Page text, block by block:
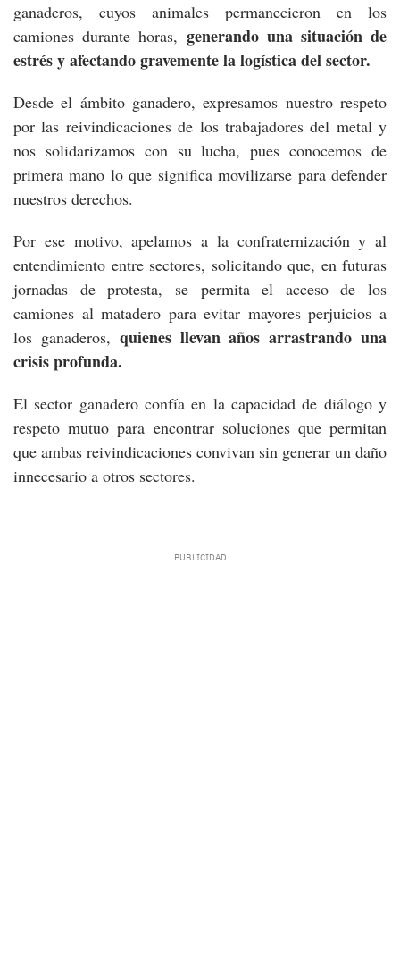
ganaderos, cuyos animales permanecieron en los
camiones durante horas, generando una situación de
estrés y afectando gravemente la logística del sector.
Desde el ámbito ganadero, expresamos nuestro respeto
por las reivindicaciones de los trabajadores del metal y
nos solidarizamos con su lucha, pues conocemos de
primera mano lo que significa movilizarse para defender
nuestros derechos.
Por ese motivo, apelamos a la confraternización y al
entendimiento entre sectores, solicitando que, en futuras
jornadas de protesta, se permita el acceso de los
camiones al matadero para evitar mayores perjuicios a
los ganaderos, quienes llevan años arrastrando una
crisis profunda.
El sector ganadero confía en la capacidad de diálogo y
respeto mutuo para encontrar soluciones que permitan
que ambas reivindicaciones convivan sin generar un daño
innecesario a otros sectores.